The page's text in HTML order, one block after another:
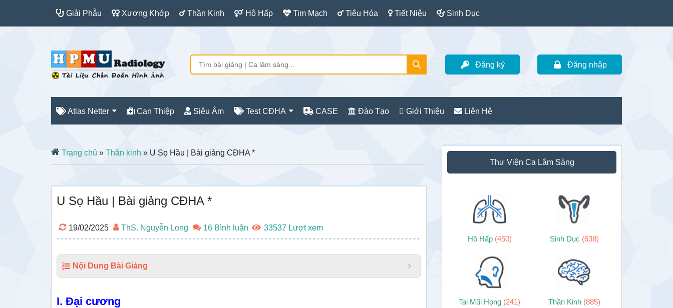
Giải Phẫu Xương Khớp Thần Kinh Hô Hấp Tim Mạch Tiêu Hóa Tiết Niệu Sinh Dục
Đăng ký Đăng nhập
Atlas Netter Can Thiệp Siêu Âm Test CĐHA CASE Đào Tạo Giới Thiệu Liên Hệ
Trang chủ » Thần kinh » U Sọ Hầu | Bài giảng CĐHA *
U Sọ Hầu | Bài giảng CĐHA *
19/02/2025 ThS. Nguyễn Long 16 Bình luận 33537
Nội Dung Bài Giảng
I. Đại cương
Sidebar
chính
Thư Viện Ca Lâm Sàng
Hô Hấp (450) Sinh Dục (638)
Tai Mũi Họng (241) Thần Kinh (885)